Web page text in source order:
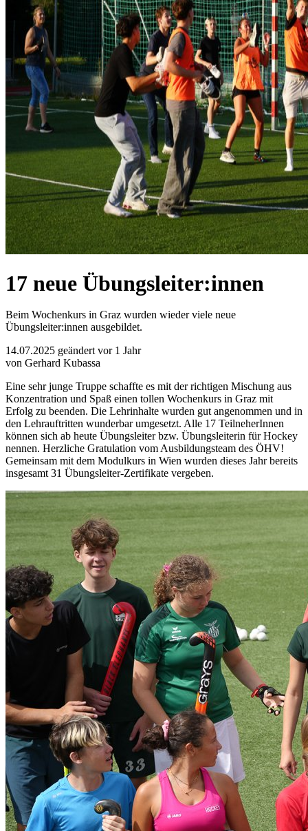
17 neue Übungsleiter:innen
Beim Wochenkurs in Graz wurden wieder viele neue
Übungsleiter:innen ausgebildet.
14.07.2025 geändert vor 1 Jahr
von Gerhard Kubassa
Eine sehr junge Truppe schaffte es mit der richtigen Mischung aus
Konzentration und Spaß einen tollen Wochenkurs in Graz mit
Erfolg zu beenden. Die Lehrinhalte wurden gut angenommen und in
den Lehrauftritten wunderbar umgesetzt. Alle 17 TeilneherInnen
können sich ab heute Übungsleiter bzw. Übungsleiterin für Hockey
nennen. Herzliche Gratulation vom Ausbildungsteam des ÖHV!
Gemeinsam mit dem Modulkurs in Wien wurden dieses Jahr bereits
insgesamt 31 Übungsleiter-Zertifikate vergeben.